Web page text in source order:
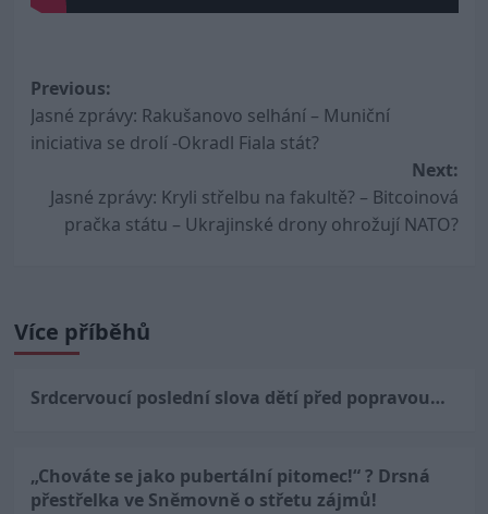
Post
navigation
Previous:
Jasné zprávy: Rakušanovo selhání – Muniční
iniciativa se drolí -Okradl Fiala stát?
Next:
Jasné zprávy: Kryli střelbu na fakultě? – Bitcoinová
pračka státu – Ukrajinské drony ohrožují NATO?
Více příběhů
Srdcervoucí poslední slova dětí před popravou…
„Chováte se jako pubertální pitomec!“ ? Drsná
přestřelka ve Sněmovně o střetu zájmů!